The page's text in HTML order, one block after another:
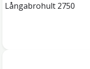
Långabrohult 2750